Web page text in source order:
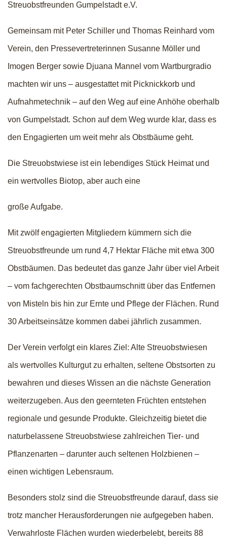
Streuobstfreunden Gumpelstadt e.V.
Gemeinsam mit Peter Schiller und Thomas Reinhard vom
Verein, den Pressevertreterinnen Susanne Möller und
Imogen Berger sowie Djuana Mannel vom Wartburgradio
machten wir uns – ausgestattet mit Picknickkorb und
Aufnahmetechnik – auf den Weg auf eine Anhöhe oberhalb
von Gumpelstadt. Schon auf dem Weg wurde klar, dass es
den Engagierten um weit mehr als Obstbäume geht.
Die Streuobstwiese ist ein lebendiges Stück Heimat und
ein wertvolles Biotop, aber auch eine
große Aufgabe.
Mit zwölf engagierten Mitgliedern kümmern sich die
Streuobstfreunde um rund 4,7 Hektar Fläche mit etwa 300
Obstbäumen. Das bedeutet das ganze Jahr über viel Arbeit
– vom fachgerechten Obstbaumschnitt über das Entfernen
von Misteln bis hin zur Ernte und Pflege der Flächen. Rund
30 Arbeitseinsätze kommen dabei jährlich zusammen.
Der Verein verfolgt ein klares Ziel: Alte Streuobstwiesen
als wertvolles Kulturgut zu erhalten, seltene Obstsorten zu
bewahren und dieses Wissen an die nächste Generation
weiterzugeben. Aus den geernteten Früchten entstehen
regionale und gesunde Produkte. Gleichzeitig bietet die
naturbelassene Streuobstwiese zahlreichen Tier- und
Pflanzenarten – darunter auch seltenen Holzbienen –
einen wichtigen Lebensraum.
Besonders stolz sind die Streuobstfreunde darauf, dass sie
trotz mancher Herausforderungen nie aufgegeben haben.
Verwahrloste Flächen wurden wiederbelebt, bereits 88